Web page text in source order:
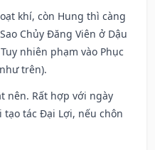
khí, còn Hung thì càng
Chủy Đăng Viên ở Dậu
nhiên phạm vào Phục
trên).
nên. Rất hợp với ngày
tạo tác Đại Lợi, nếu chôn